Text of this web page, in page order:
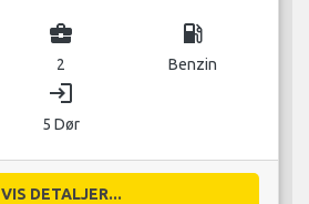
business_center
2
local_gas_station
Benzin
login
5 Dør
VIS DETALJER...